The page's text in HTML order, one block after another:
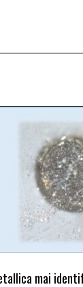
mai identificata